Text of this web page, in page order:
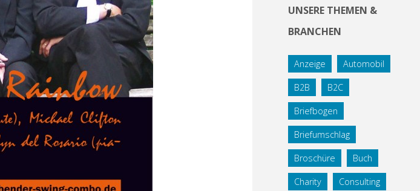
UNSERE THEMEN &
BRANCHEN
Anzeige Automobil
B2B B2C
Briefbogen
Briefumschlag
Broschüre Buch
Charity Consulting